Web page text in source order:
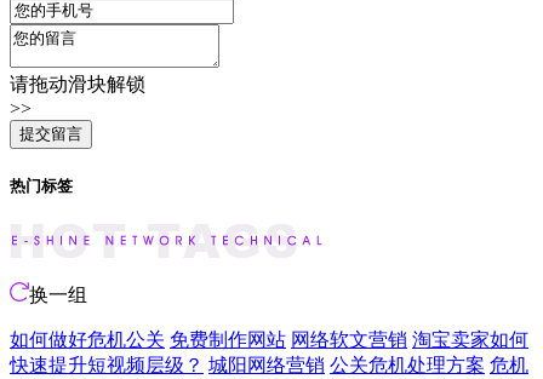
请拖动滑块解锁
>>
热门标签
换一组
如何做好危机公关 免费制作网站 网络软文营销 淘宝卖家如何
快速提升短视频层级？ 城阳网络营销 公关危机处理方案 危机